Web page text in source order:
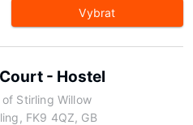
Vybrat
- Hostel
Stirling Willow
FK9 4QZ, GB